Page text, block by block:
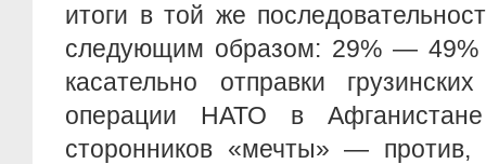
итоги в той же
следующим образом: 29% —
касательно отправки
операции НАТО в
сторонников «мечты» —